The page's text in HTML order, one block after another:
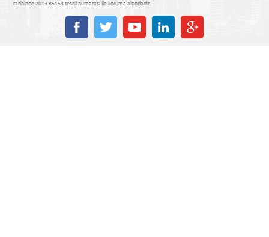
tarihinde 2013 85153 tescil numarası ile koruma altındadır.